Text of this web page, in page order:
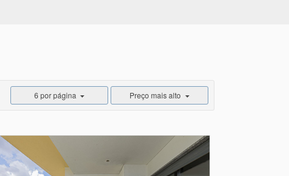
6 por página Preço mais alto